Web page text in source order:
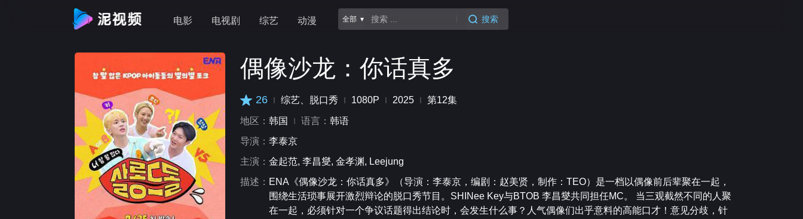
电影 电视剧 综艺 动漫 全部 ▾ 搜索
偶像沙龙：你话真多
26 综艺、脱口秀 1080P 2025 第12集
地区： 韩国 语言： 韩语
导演： 李泰京
主演： 金起范, 李昌燮, 金孝渊, Leejung
描述： ENA《偶像沙龙：你话真多》（导演：李泰京，编剧：赵美贤，制作：TEO）是一档以偶像前后辈聚在一起，
围绕生活琐事展开激烈辩论的脱口秀节目。SHINee Key与BTOB 李昌燮共同担任MC。 当三观截然不同的人聚
在一起，必须针对一个争议话题得出结论时，会发生什么事？人气偶像们出乎意料的高能口才！意见分歧，针